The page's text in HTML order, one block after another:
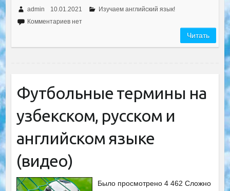
admin 10.01.2021
Изучаем английский язык!
Комментариев нет
Читать
Футбольные термины на
узбекском, русском и
английском языке
(видео)
Было просмотрено 4 462 Сложно